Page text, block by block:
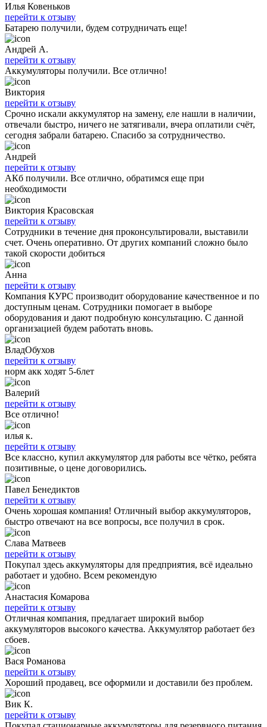
Илья Ковеньков
перейти к отзыву
Батарею получили, будем сотрудничать еще!
Андрей А.
перейти к отзыву
Аккумуляторы получили. Все отлично!
Виктория
перейти к отзыву
Срочно искали аккумулятор на замену, еле нашли в наличии,
отвечали быстро, ничего не затягивали, вчера оплатили счёт,
сегодня забрали батарею. Спасибо за сотрудничество.
Андрей
перейти к отзыву
АКб получили. Все отлично, обратимся еще при
необходимости
Виктория Красовская
перейти к отзыву
Сотрудники в течение дня проконсультировали, выставили
счет. Очень оперативно. От других компаний сложно было
такой скорости добиться
Анна
перейти к отзыву
Компания КУРС производит оборудование качественное и по
доступным ценам. Сотрудники помогает в выборе
оборудования и дают подробную консультацию. С данной
организацией будем работать вновь.
ВладОбухов
перейти к отзыву
норм акк ходят 5-6лет
Валерий
перейти к отзыву
Все отлично!
илья к.
перейти к отзыву
Все классно, купил аккумулятор для работы все чётко, ребята
позитивные, о цене договорились.
Павел Бенедиктов
перейти к отзыву
Очень хорошая компания! Отличный выбор аккумуляторов,
быстро отвечают на все вопросы, все получил в срок.
Слава Матвеев
перейти к отзыву
Покупал здесь аккумуляторы для предприятия, всё идеально
работает и удобно. Всем рекомендую
Анастасия Комарова
перейти к отзыву
Отличная компания, предлагает широкий выбор
аккумуляторов высокого качества. Аккумулятор работает без
сбоев.
Вася Романова
перейти к отзыву
Хороший продавец, все оформили и доставили без проблем.
Вик К.
перейти к отзыву